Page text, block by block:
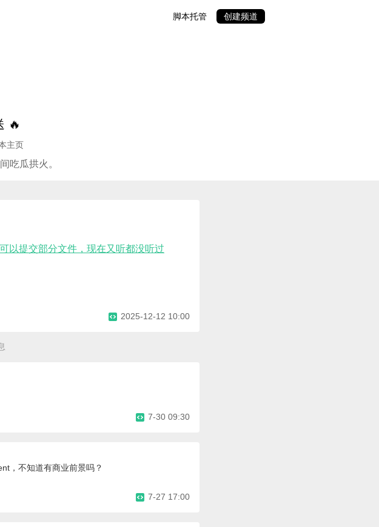
脚本托管 创建频道
🔥
主页
吃瓜拱火。
以提交部分文件，现在又听都没听过
2025-12-12 10:00
7-30 09:30
，不知道有商业前景吗？
7-27 17:00